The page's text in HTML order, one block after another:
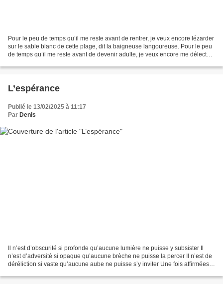
Pour le peu de temps qu’il me reste avant de rentrer, je veux encore lézarder
sur le sable blanc de cette plage, dit la baigneuse langoureuse. Pour le peu
de temps qu’il me reste avant de devenir adulte, je veux encore me délecter
L’espérance
Publié le 13/02/2025 à 11:17
Par Denis
Il n’est d’obscurité si profonde qu’aucune lumière ne puisse y subsister Il
n’est d’adversité si opaque qu’aucune brèche ne puisse la percer Il n’est de
déréliction si vaste qu’aucune aube ne puisse s’y inviter Une fois affirmées